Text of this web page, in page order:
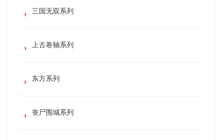
三国无双系列
上古卷轴系列
东方系列
丧尸围城系列